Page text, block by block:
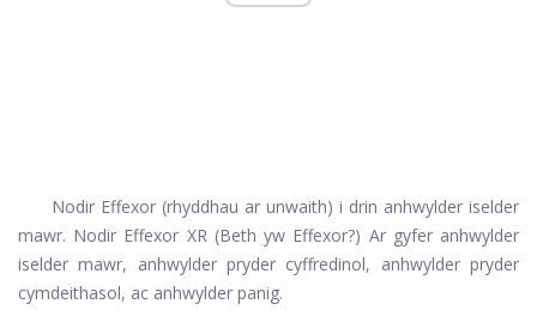
Nodir Effexor (rhyddhau ar unwaith) i drin anhwylder iselder
mawr. Nodir Effexor XR (Beth yw Effexor?) Ar gyfer anhwylder
iselder mawr, anhwylder pryder cyffredinol, anhwylder pryder
cymdeithasol, ac anhwylder panig.